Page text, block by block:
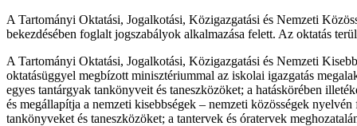
A Tartományi Oktatási, Jogalkotási, Közigazgatási és Nemzeti
bekezdésében foglalt jogszabályok alkalmazása felett. Az oktatás
A Tartományi Oktatási, Jogalkotási, Közigazgatási és Nemzeti
oktatásüggyel megbízott minisztériummal az iskolai igazgatás
egyes tantárgyak tankönyveit és taneszközöket; a hatáskörében
és megállapítja a nemzeti kisebbségek – nemzeti közösségek
tankönyveket és taneszközöket; a tantervek és óratervek